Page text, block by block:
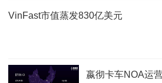
VinFast市值蒸发830亿美元
嬴彻卡车NOA运